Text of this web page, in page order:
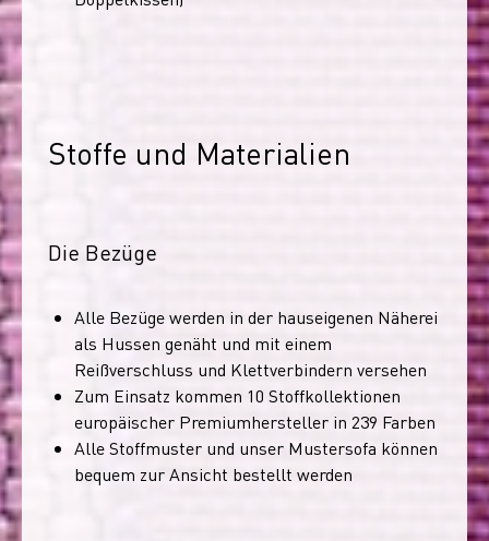
Stoffe und Materialien
Die Bezüge
Alle Bezüge werden in der hauseigenen Näherei
als Hussen genäht und mit einem
Reißverschluss und Klettverbindern versehen
Zum Einsatz kommen 10 Stoffkollektionen
europäischer Premiumhersteller in 239 Farben
Alle Stoffmuster und unser Mustersofa können
bequem zur Ansicht bestellt werden